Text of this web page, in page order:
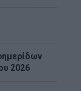
2026